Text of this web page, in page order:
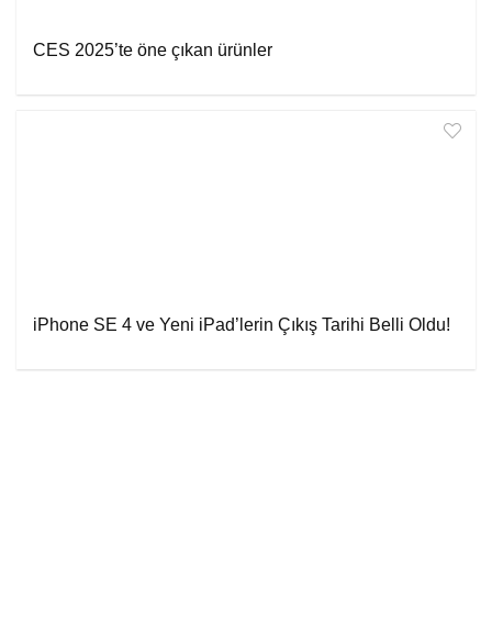
CES 2025’te öne çıkan ürünler
iPhone SE 4 ve Yeni iPad’lerin Çıkış Tarihi Belli Oldu!